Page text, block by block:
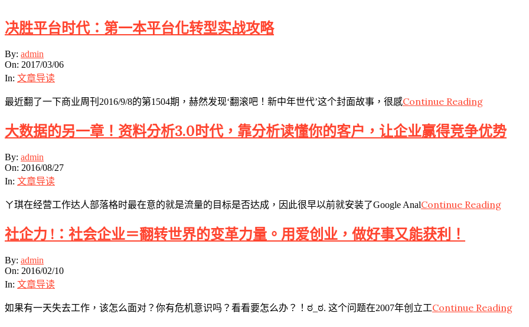
决胜平台时代：第一本平台化转型实战攻略
2017-
03-
06
By: admin
On: 2017/03/06
In: 文章导读
最近翻了一下商业周刊2016/9/8的第1504期，赫然发现‘翻滚吧！新中年世代’这个封面故事，很感Continue Reading
大数据的另一章！资料分析3.0时代，靠分析读懂你的客户，让企业赢得竞争优势
2016-
08-
27
By: admin
On: 2016/08/27
In: 文章导读
ㄚ琪在经营工作达人部落格时最在意的就是流量的目标是否达成，因此很早以前就安装了Google AnalContinue Reading
社企力 !：社会企业＝翻转世界的变革力量。用爱创业，做好事又能获利！
2016-
02-
10
By: admin
On: 2016/02/10
In: 文章导读
如果有一天失去工作，该怎么面对？你有危机意识吗？看看要怎么办？！ಠ_ಠ. 这个问题在2007年创立工Continue Reading